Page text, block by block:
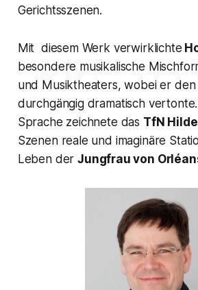
Gerichtsszenen.
Mit diesem Werk verwirklichte
besondere musikalische
und Musiktheaters, wobei er
durchgängig dramatisch
Sprache zeichnete das TfN
Szenen reale und imaginäre
Leben derJungfrau von